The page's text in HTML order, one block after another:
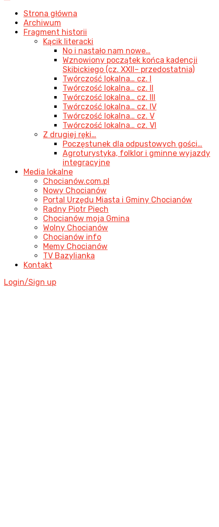
Strona główna
Archiwum
Fragment historii
Kącik literacki
No i nastało nam nowe…
Wznowiony początek końca kadencji
Skibickiego (cz. XXII– przedostatnia)
Twórczość lokalna… cz. I
Twórczość lokalna… cz. II
Twórczość lokalna… cz. III
Twórczość lokalna… cz. IV
Twórczość lokalna… cz. V
Twórczość lokalna… cz. VI
Z drugiej ręki…
Poczęstunek dla odpustowych gości…
Agroturystyka, folklor i gminne wyjazdy
integracyjne
Media lokalne
Chocianów.com.pl
Nowy Chocianów
Portal Urzędu Miasta i Gminy Chocianów
Radny Piotr Piech
Chocianów moja Gmina
Wolny Chocianów
Chocianów info
Memy Chocianów
TV Bazylianka
Kontakt
Login/Sign up